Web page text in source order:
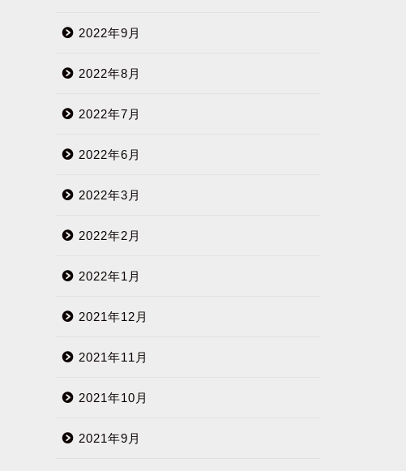
2022年9月
2022年8月
2022年7月
2022年6月
2022年3月
2022年2月
2022年1月
2021年12月
2021年11月
2021年10月
2021年9月